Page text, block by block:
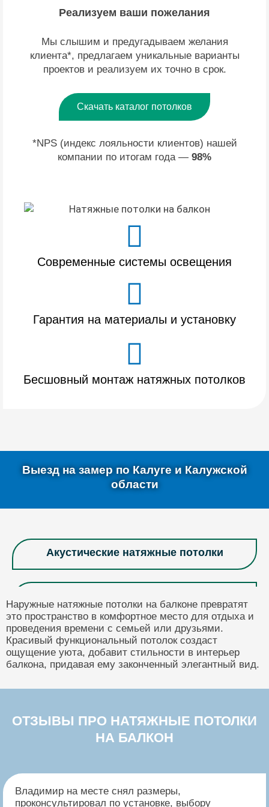
Реализуем ваши пожелания
Мы слышим и предугадываем желания
клиента*, предлагаем уникальные варианты
проектов и реализуем их точно в срок.
Скачать каталог потолков
*NPS (индекс лояльности клиентов) нашей
компании по итогам года — 98%
Современные системы освещения
Гарантия на материалы и установку
Бесшовный монтаж натяжных потолков
Выезд на замер по Калуге и Калужской
области
Акустические натяжные потолки
Бежевые натяжные потолки
Бесщелевые натяжные потолки
Наружные натяжные потолки на балконе превратят
это пространство в комфортное место для отдыха и
проведения времени с семьей или друзьями.
Красивый функциональный потолок создаст
ощущение уюта, добавит стильности в интерьер
балкона, придавая ему законченный элегантный вид.
вид даже в суровых уличных условиях.
Балкон — это помещение под открытым небом,
поэтому потолок должен быть способным
Используйте натяжные потолки из ПВХ-пленки.
Этот материал обладает высокой
ОТЗЫВЫ ПРО НАТЯЖНЫЕ ПОТОЛКИ
НА БАЛКОН
Владимир на месте снял размеры,
проконсультировал по установке, выбору